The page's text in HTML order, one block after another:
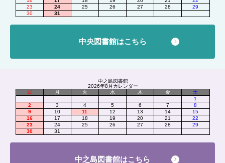
23
24 25 26 27 28
29
30
31
中央図書館はこちら
中之島図書館
2026年8月カレンダー
日
月 火 水 木 金
土
1
2
3 4 5 6 7
8
9
10 11 12 13 14
15
16
17 18 19 20 21
22
23
24 25 26 27 28
29
30
31
中之島図書館はこちら